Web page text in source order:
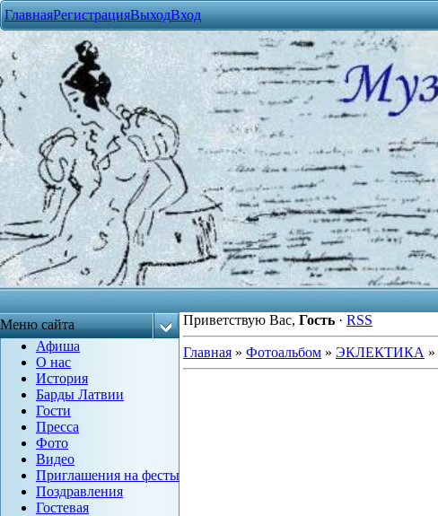
ГлавнаяРегистрацияВыходВход
Меню сайта
Афиша
О нас
История
Барды Латвии
Гости
Пресса
Фото
Видео
Приглашения на фесты
Поздравления
Гостевая
Приветствую Вас, Гость · RSS
Главная » Фотоальбом » ЭКЛЕКТИКА »